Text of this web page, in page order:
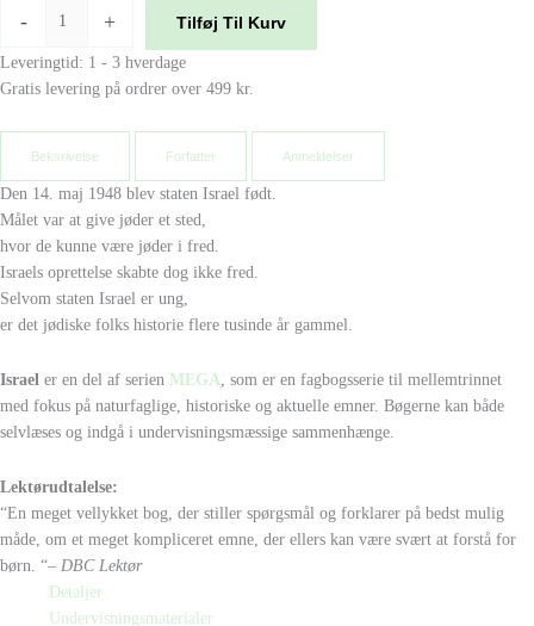
- + Tilføj Til Kurv
Leveringtid: 1 - 3 hverdage
Gratis levering på ordrer over 499 kr.
Beksrivelse Forfatter Anmeldelser
Den 14. maj 1948 blev staten Israel født.
Målet var at give jøder et sted,
hvor de kunne være jøder i fred.
Israels oprettelse skabte dog ikke fred.
Selvom staten Israel er ung,
er det jødiske folks historie flere tusinde år gammel.
Israel er en del af serien MEGA , som er en fagbogsserie til mellemtrinnet
med fokus på naturfaglige, historiske og aktuelle emner. Bøgerne kan både
selvlæses og indgå i undervisningsmæssige sammenhænge.
Lektørudtalelse:
“En meget vellykket bog, der stiller spørgsmål og forklarer på bedst mulig
måde, om et meget kompliceret emne, der ellers kan være svært at forstå for
børn. “– DBC Lektør
Detaljer
Undervisningsmaterialer